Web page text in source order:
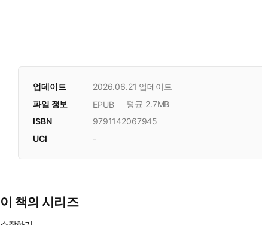
업데이트 2026.06.21 업데이트
파일 정보 EPUB
평균 2.7MB
ISBN
9791142067945
UCI
-
이 책의 시리즈